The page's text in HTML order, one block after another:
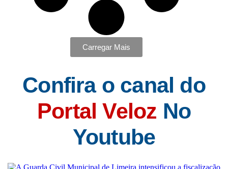
Carregar Mais
Confira o canal do
Portal Veloz No
Youtube